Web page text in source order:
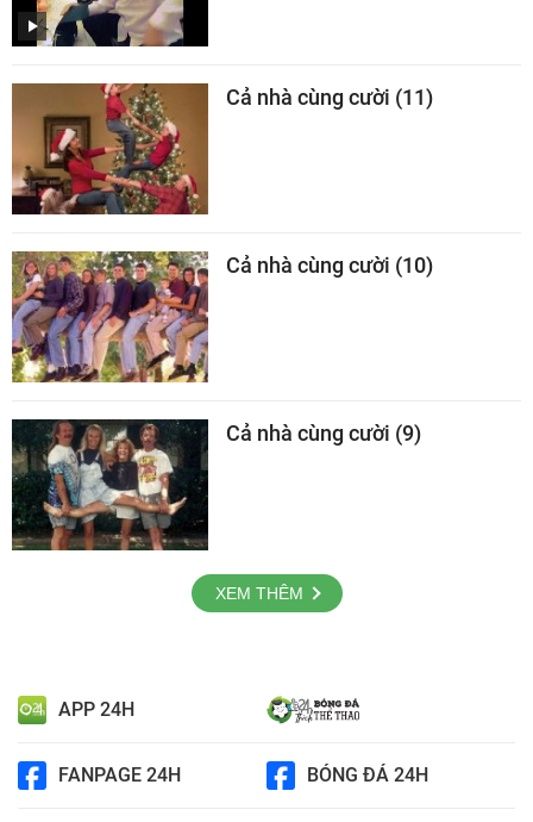
Cả nhà cùng cười (11)
Cả nhà cùng cười (10)
Cả nhà cùng cười (9)
XEM THÊM
APP 24H
FANPAGE 24H BÓNG ĐÁ 24H